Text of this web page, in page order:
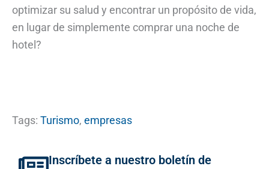
optimizar su salud y encontrar un propósito de vida,
en lugar de simplemente comprar una noche de
hotel?
Tags: Turismo, empresas
Inscríbete a nuestro boletín de